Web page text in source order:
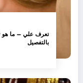
تعرف علي – ما هو
بالتفصيل